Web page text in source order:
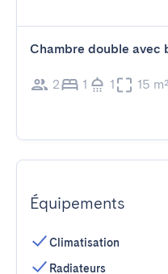
Chambre double avec
2 1 1 15 m²
Équipements
Climatisation
Radiateurs